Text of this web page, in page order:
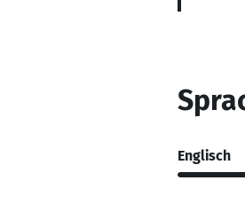
Englisch